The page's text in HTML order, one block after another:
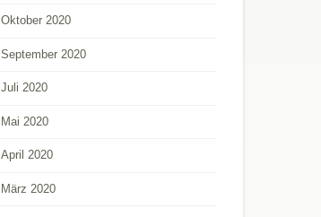
Oktober 2020
September 2020
Juli 2020
Mai 2020
April 2020
März 2020